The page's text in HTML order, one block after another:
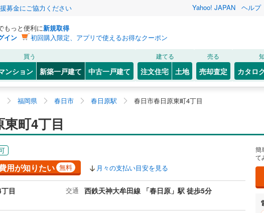
募金にご協力ください Yahoo! JAPAN ヘルプ
もっと便利に新規取得
イン
初回購入限定、アプリで使えるお得なクーポン
買う
ンション 新築一戸建て 中古一戸建て
建てる
注文住宅 土地
売る
売却査定 カタロ
福岡県 春日市 春日原駅 春日市春日原東町4丁目
町4丁目
用が知りたい 無料 月々の支払い目安を見る
目 交通 西鉄天神大牟田線 「春日原」駅 徒歩5分
簡
て